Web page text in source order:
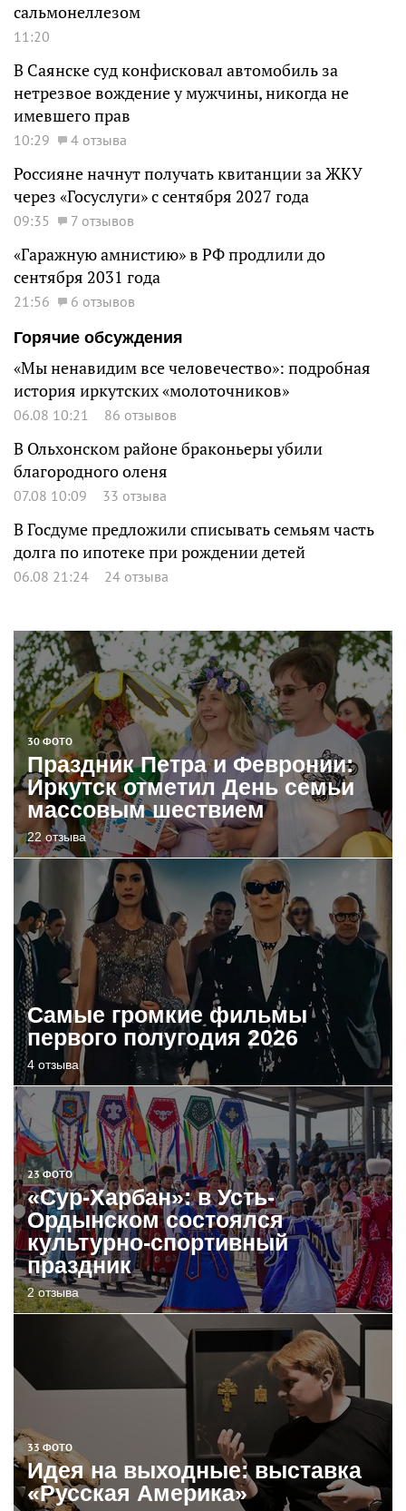
сальмонеллезом
11:20
В Саянске суд конфисковал автомобиль за
нетрезвое вождение у мужчины, никогда не
имевшего прав
10:29 4 отзыва
Россияне начнут получать квитанции за ЖКУ
через «Госуслуги» с сентября 2027 года
09:35 7 отзывов
«Гаражную амнистию» в РФ продлили до
сентября 2031 года
21:56
6 отзывов
Горячие обсуждения
«Мы ненавидим все человечество»: подробная
история иркутских «молоточников»
06.08 10:21 86 отзывов
В Ольхонском районе браконьеры убили
благородного оленя
07.08 10:09 33 отзыва
В Госдуме предложили списывать семьям часть
долга по ипотеке при рождении детей
06.08 21:24 24 отзыва
30 ФОТО
Праздник Петра и Февронии:
Иркутск отметил День семьи
массовым шествием
22 отзыва
Самые громкие фильмы
первого полугодия 2026
4 отзыва
23 ФОТО
«Сур-Харбан»: в Усть-
Ордынском состоялся
культурно-спортивный
праздник
2 отзыва
33 ФОТО
Идея на выходные: выставка
«Русская Америка»